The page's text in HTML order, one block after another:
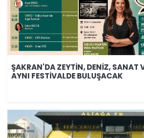
ŞAKRAN'DA ZEYTİN, DENİZ, SANAT
AYNI FESTİVALDE BULUŞACAK